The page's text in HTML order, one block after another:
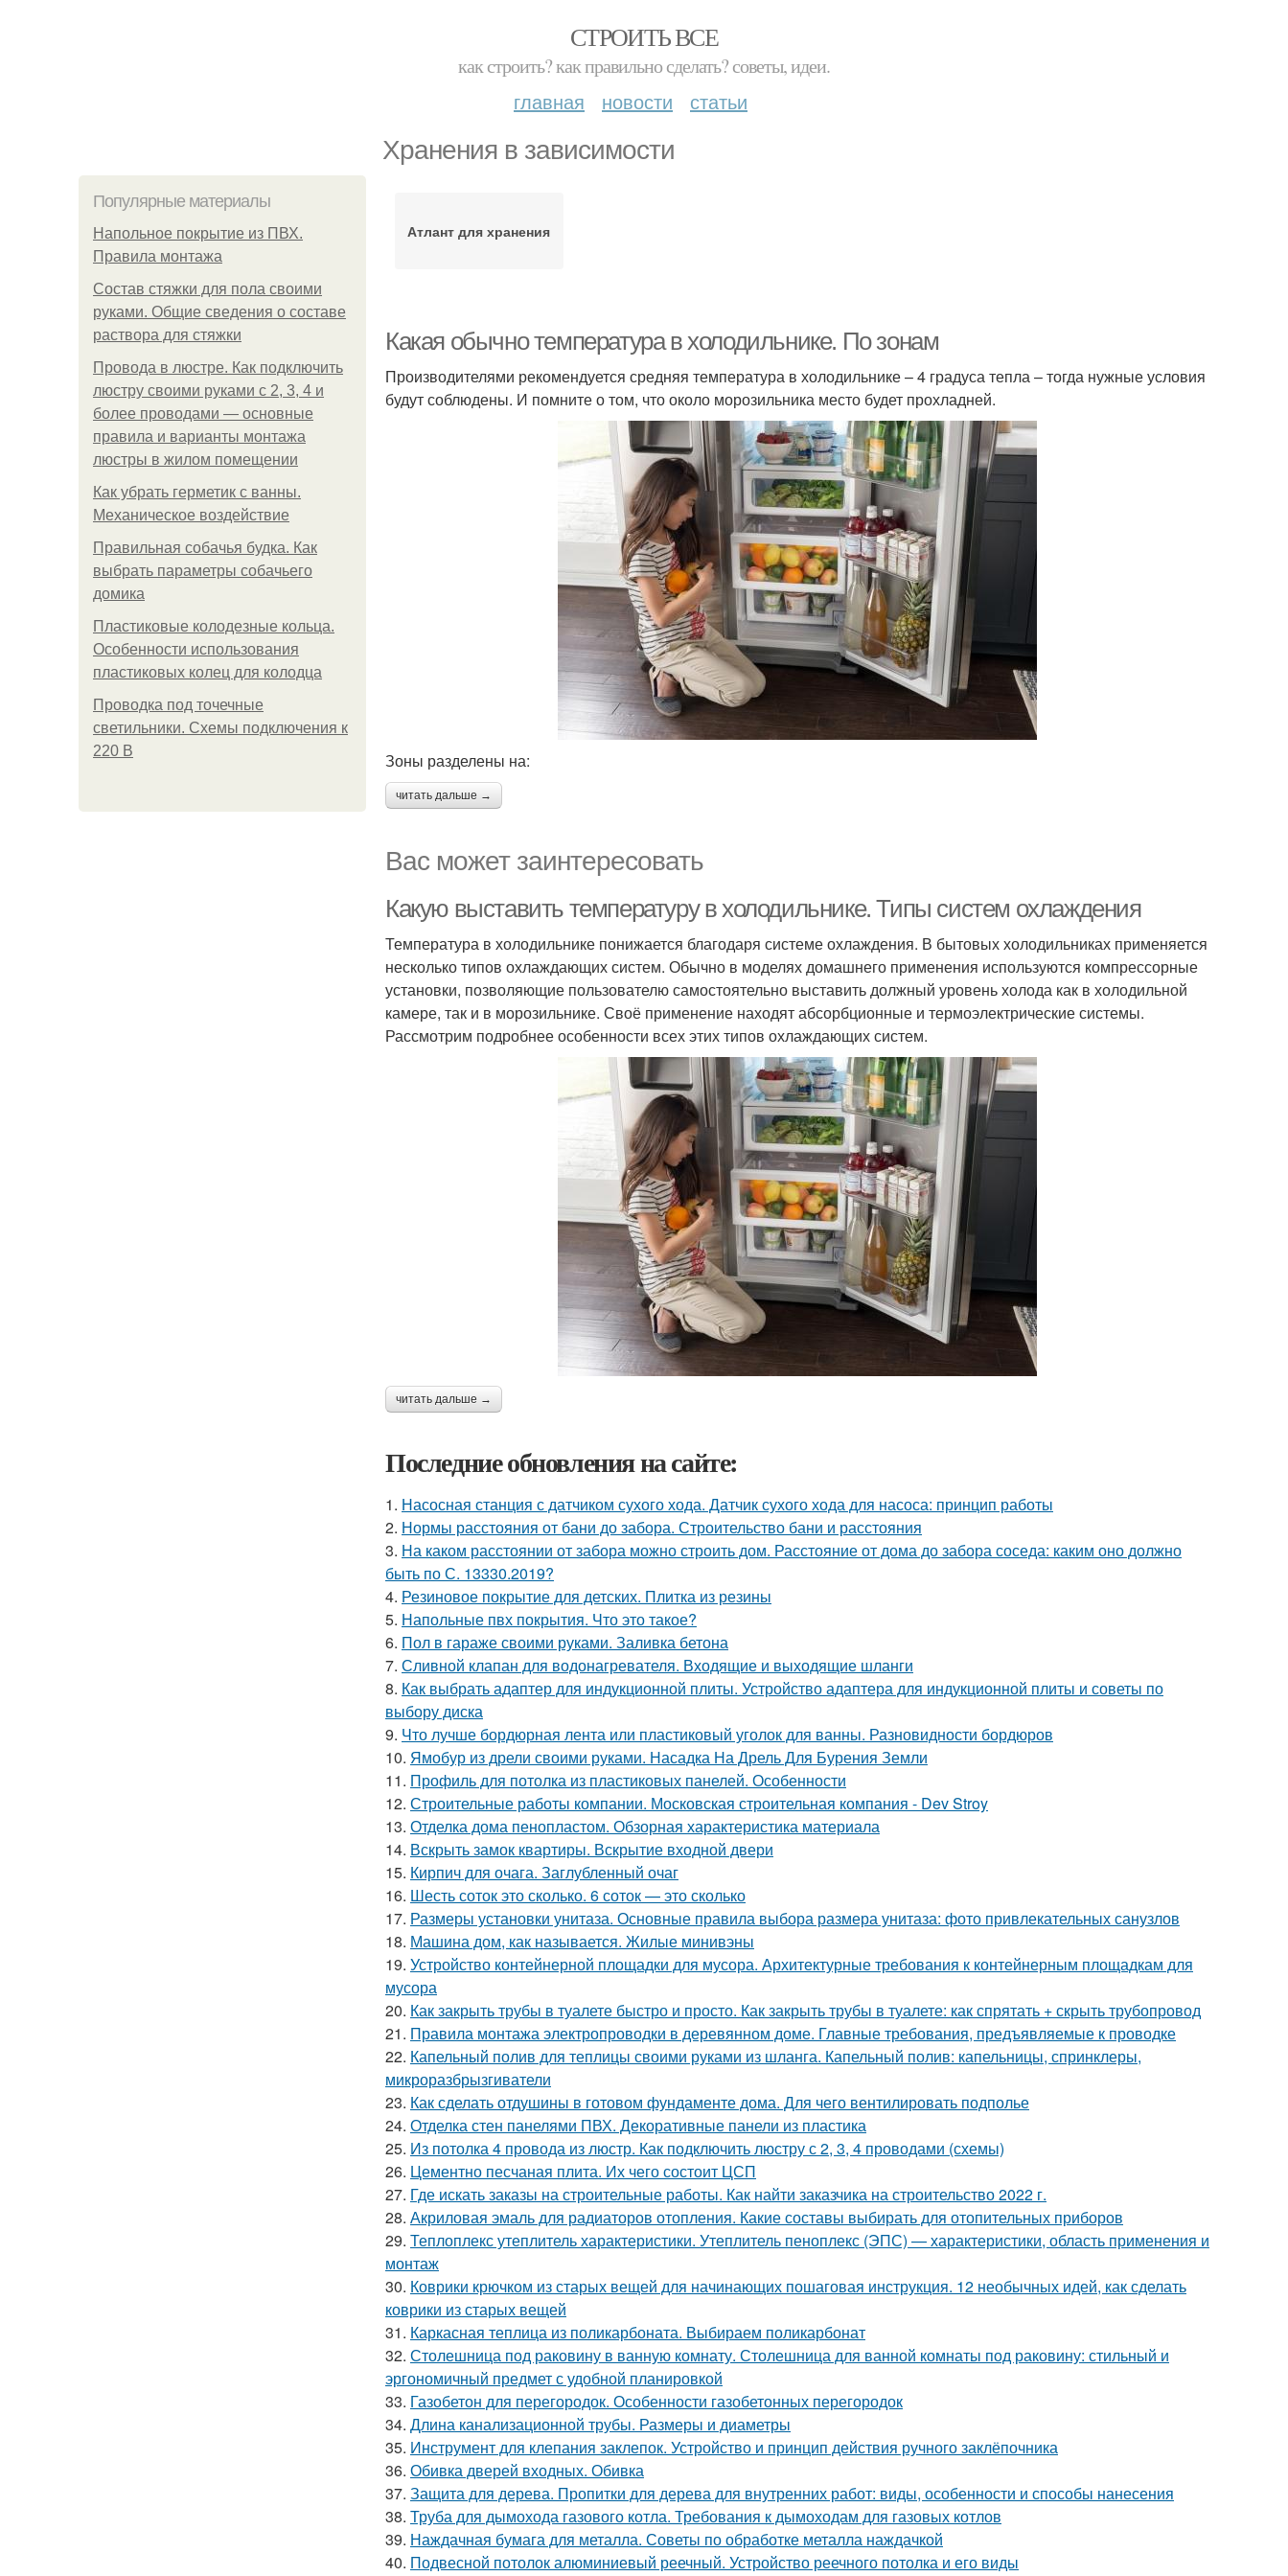
СТРОИТЬ ВСЕ
как строить? как правильно сделать? советы, идеи.
главная новости статьи
Хранения в зависимости
Популярные материалы
Напольное покрытие из ПВХ.
Правила монтажа
Состав стяжки для пола своими
руками. Общие сведения о составе
раствора для стяжки
Провода в люстре. Как подключить
люстру своими руками с 2, 3, 4 и
более проводами — основные
правила и варианты монтажа
люстры в жилом помещении
Как убрать герметик с ванны.
Механическое воздействие
Правильная собачья будка. Как
выбрать параметры собачьего
домика
Пластиковые колодезные кольца.
Особенности использования
пластиковых колец для колодца
Проводка под точечные
светильники. Схемы подключения к
220 В
Атлант для хранения
Какая обычно температура в холодильнике. По зонам
Производителями рекомендуется средняя температура в холодильнике – 4 градуса тепла – тогда нужные условия
будут соблюдены. И помните о том, что около морозильника место будет прохладней.
Зоны разделены на:
читать дальше →
Вас может заинтересовать
Какую выставить температуру в холодильнике. Типы систем охлаждения
Температура в холодильнике понижается благодаря системе охлаждения. В бытовых холодильниках применяется
несколько типов охлаждающих систем. Обычно в моделях домашнего применения используются компрессорные
установки, позволяющие пользователю самостоятельно выставить должный уровень холода как в холодильной
камере, так и в морозильнике. Своё применение находят абсорбционные и термоэлектрические системы.
Рассмотрим подробнее особенности всех этих типов охлаждающих систем.
читать дальше →
Последние обновления на сайте:
1. Насосная станция с датчиком сухого хода. Датчик сухого хода для насоса: принцип работы
2. Нормы расстояния от бани до забора. Строительство бани и расстояния
3. На каком расстоянии от забора можно строить дом. Расстояние от дома до забора соседа: каким оно должно
быть по С. 13330.2019?
4. Резиновое покрытие для детских. Плитка из резины
5. Напольные пвх покрытия. Что это такое?
6. Пол в гараже своими руками. Заливка бетона
7. Сливной клапан для водонагревателя. Входящие и выходящие шланги
8. Как выбрать адаптер для индукционной плиты. Устройство адаптера для индукционной плиты и советы по
выбору диска
9. Что лучше бордюрная лента или пластиковый уголок для ванны. Разновидности бордюров
10. Ямобур из дрели своими руками. Насадка На Дрель Для Бурения Земли
11. Профиль для потолка из пластиковых панелей. Особенности
12. Строительные работы компании. Московская строительная компания - Dev Stroy
13. Отделка дома пенопластом. Обзорная характеристика материала
14. Вскрыть замок квартиры. Вскрытие входной двери
15. Кирпич для очага. Заглубленный очаг
16. Шесть соток это сколько. 6 соток — это сколько
17. Размеры установки унитаза. Основные правила выбора размера унитаза: фото привлекательных санузлов
18. Машина дом, как называется. Жилые минивэны
19. Устройство контейнерной площадки для мусора. Архитектурные требования к контейнерным площадкам для
мусора
20. Как закрыть трубы в туалете быстро и просто. Как закрыть трубы в туалете: как спрятать + скрыть трубопровод
21. Правила монтажа электропроводки в деревянном доме. Главные требования, предъявляемые к проводке
22. Капельный полив для теплицы своими руками из шланга. Капельный полив: капельницы, спринклеры,
микроразбрызгиватели
23. Как сделать отдушины в готовом фундаменте дома. Для чего вентилировать подполье
24. Отделка стен панелями ПВХ. Декоративные панели из пластика
25. Из потолка 4 провода из люстр. Как подключить люстру с 2, 3, 4 проводами (схемы)
26. Цементно песчаная плита. Их чего состоит ЦСП
27. Где искать заказы на строительные работы. Как найти заказчика на строительство 2022 г.
28. Акриловая эмаль для радиаторов отопления. Какие составы выбирать для отопительных приборов
29. Теплоплекс утеплитель характеристики. Утеплитель пеноплекс (ЭПС) — характеристики, область применения и
монтаж
30. Коврики крючком из старых вещей для начинающих пошаговая инструкция. 12 необычных идей, как сделать
коврики из старых вещей
31. Каркасная теплица из поликарбоната. Выбираем поликарбонат
32. Столешница под раковину в ванную комнату. Столешница для ванной комнаты под раковину: стильный и
эргономичный предмет с удобной планировкой
33. Газобетон для перегородок. Особенности газобетонных перегородок
34. Длина канализационной трубы. Размеры и диаметры
35. Инструмент для клепания заклепок. Устройство и принцип действия ручного заклёпочника
36. Обивка дверей входных. Обивка
37. Защита для дерева. Пропитки для дерева для внутренних работ: виды, особенности и способы нанесения
38. Труба для дымохода газового котла. Требования к дымоходам для газовых котлов
39. Наждачная бумага для металла. Советы по обработке металла наждачкой
40. Подвесной потолок алюминиевый реечный. Устройство реечного потолка и его виды